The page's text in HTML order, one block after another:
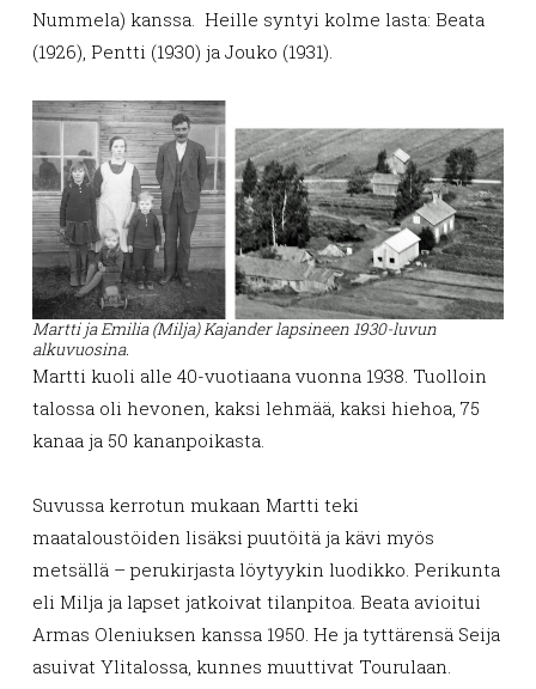
Nummela) kanssa. Heille syntyi kolme lasta: Beata
(1926), Pentti (1930) ja Jouko (1931).
Martti ja Emilia (Milja) Kajander lapsineen 1930-luvun
alkuvuosina.
Martti kuoli alle 40-vuotiaana vuonna 1938. Tuolloin
talossa oli hevonen, kaksi lehmää, kaksi hiehoa, 75
kanaa ja 50 kananpoikasta.
Suvussa kerrotun mukaan Martti teki
maataloustöiden lisäksi puutöitä ja kävi myös
metsällä – perukirjasta löytyykin luodikko. Perikunta
eli Milja ja lapset jatkoivat tilanpitoa. Beata avioitui
Armas Oleniuksen kanssa 1950. He ja tyttärensä Seija
asuivat Ylitalossa, kunnes muuttivat Tourulaan.